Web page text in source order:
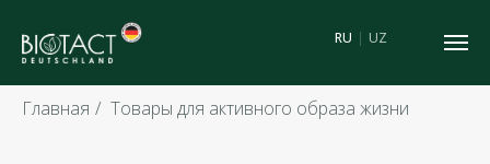
RU | UZ
Главная / Товары для активного образа жизни